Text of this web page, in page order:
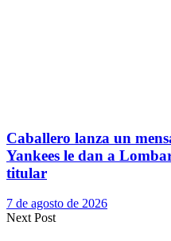
Caballero lanza un
Yankees le dan a
titular
7 de agosto de 2026
Next Post